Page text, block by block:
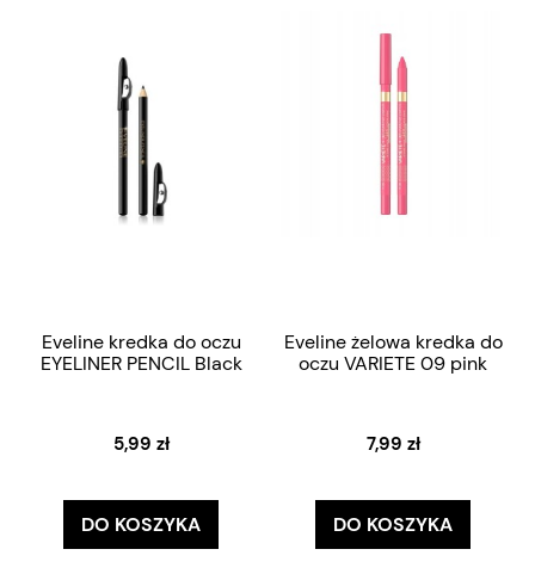
Eveline kredka do oczu
EYELINER PENCIL Black
5,99 zł
DO KOSZYKA
Eveline żelowa kredka do
oczu VARIETE 09 pink
7,99 zł
DO KOSZYKA